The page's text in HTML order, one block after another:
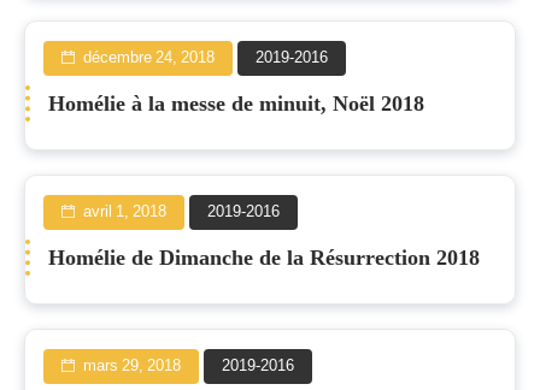
décembre 24, 2018 2019-2016
Homélie à la messe de minuit, Noël 2018
avril 1, 2018 2019-2016
Homélie de Dimanche de la Résurrection 2018
mars 29, 2018 2019-2016